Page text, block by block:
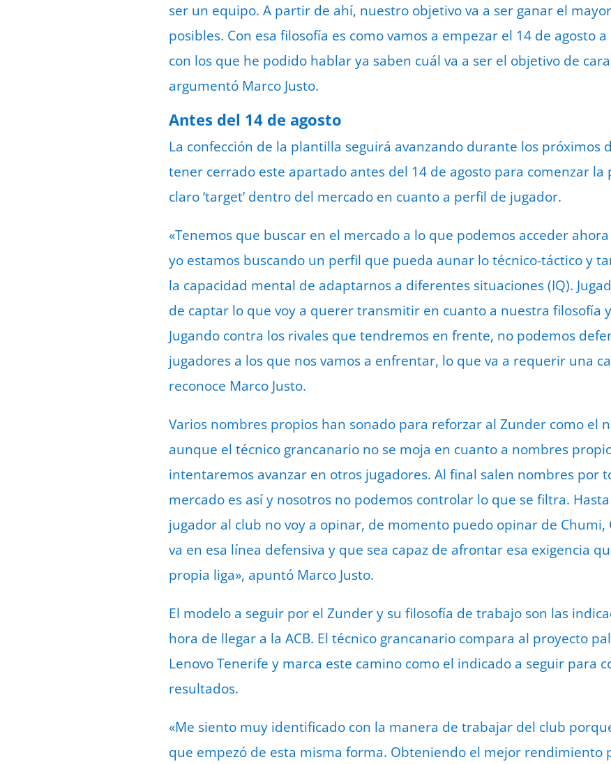
ser un equipo. A partir de ahí, nuestro objetivo va a ser ganar el
posibles. Con esa filosofía es como vamos a empezar el 14 de agosto
con los que he podido hablar ya saben cuál va a ser el objetivo de
argumentó Marco Justo.
Antes del 14 de agosto
La confección de la plantilla seguirá avanzando durante los próximos
tener cerrado este apartado antes del 14 de agosto para comenzar
claro ‘target’ dentro del mercado en cuanto a perfil de jugador.
«Tenemos que buscar en el mercado a lo que podemos acceder
yo estamos buscando un perfil que pueda aunar lo técnico-táctico y
la capacidad mental de adaptarnos a diferentes situaciones (IQ).
de captar lo que voy a querer transmitir en cuanto a nuestra filosofía
Jugando contra los rivales que tendremos en frente, no podemos
jugadores a los que nos vamos a enfrentar, lo que va a requerir una
reconoce Marco Justo.
Varios nombres propios han sonado para reforzar al Zunder como el
aunque el técnico grancanario no se moja en cuanto a nombres
intentaremos avanzar en otros jugadores. Al final salen nombres por
mercado es así y nosotros no podemos controlar lo que se filtra.
jugador al club no voy a opinar, de momento puedo opinar de Chumi,
va en esa línea defensiva y que sea capaz de afrontar esa exigencia
propia liga», apuntó Marco Justo.
El modelo a seguir por el Zunder y su filosofía de trabajo son las
hora de llegar a la ACB. El técnico grancanario compara al proyecto
Lenovo Tenerife y marca este camino como el indicado a seguir para
resultados.
«Me siento muy identificado con la manera de trabajar del club
que empezó de esta misma forma. Obteniendo el mejor rendimiento